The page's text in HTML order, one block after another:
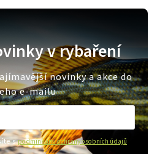
v rybaření
novinky a akce do
e-mailu
spodmínkami ochrany osobních údajů